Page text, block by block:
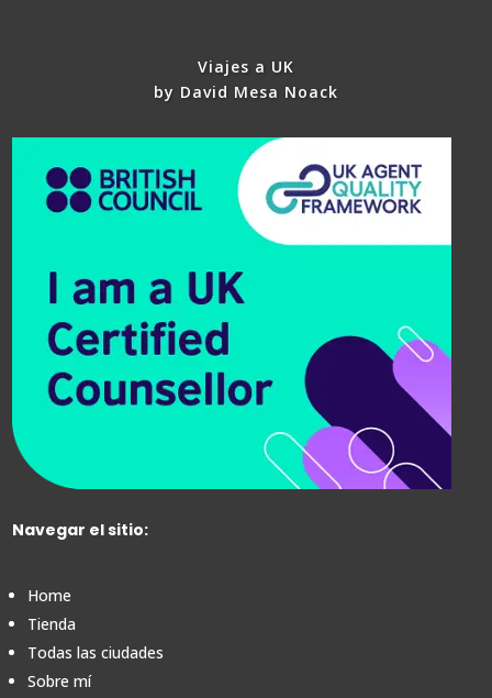
Viajes a UK
by David Mesa Noack
Navegar el sitio:
Home
Tienda
Todas las ciudades
Sobre mí